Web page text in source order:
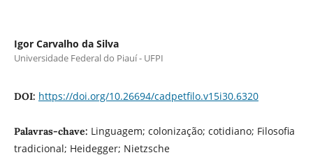
Igor Carvalho da Silva
Universidade Federal do Piauí - UFPI
DOI: https://doi.org/10.26694/cadpetfilo.v15i30.6320
Palavras-chave: Linguagem; colonização; cotidiano; Filosofia
tradicional; Heidegger; Nietzsche